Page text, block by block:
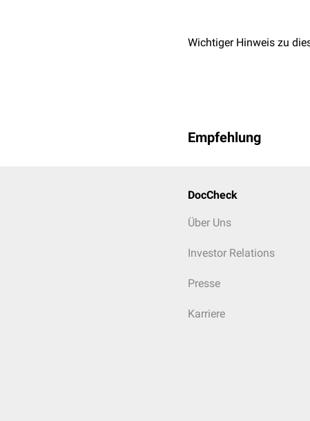
Wichtiger Hinweis zu
Empfehlung
DocCheck
Über Uns
Investor Relations
Presse
Karriere